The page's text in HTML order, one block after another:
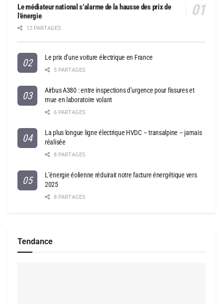
Le médiateur national s’alarme de la hausse des prix de
l’énergie
12 PARTAGES
Le prix d’une voiture électrique en France
5 PARTAGES
Airbus A380 : entre inspections d’urgence pour fissures et
mue en laboratoire volant
6 PARTAGES
La plus longue ligne électrique HVDC – transalpine – jamais
réalisée
8 PARTAGES
L’énergie éolienne réduirait notre facture énergétique vers
2025
8 PARTAGES
Tendance